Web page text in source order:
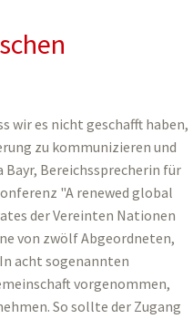
wir es nicht geschafft haben,
zu kommunizieren und
Bereichssprecherin für
"A renewed global
der Vereinten Nationen
von zwölf Abgeordneten,
acht sogenannten
vorgenommen,
So sollte der Zugang